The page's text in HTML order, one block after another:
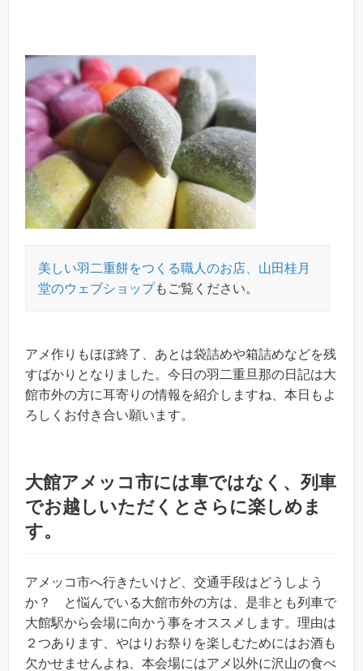
美しい羽二重餅をつくる職人のお店、山田桂月
堂のウェブショップもご覧ください。
アメ作りもほぼ終了、あとは袋詰めや箱詰めなどを残
すばかりとなりました。今日の羽二重旦那の日記は大
館市外の方に耳寄りの情報を紹介しますね、本日もよ
ろしくお付き合い願います。
大館アメッコ市には車ではなく、列車
でお越しいただくとさらに楽しめま
す。
アメッコ市へ行きたいけど、交通手段はどうしよう
か？ と悩んでいる大館市外の方は、是非とも列車で
大館駅から会場に向かう事をオススメします。理由は
２つあります、やはりお祭りを楽しむためにはお酒も
欠かせませんよね、本会場にはアメ以外に沢山の食べ